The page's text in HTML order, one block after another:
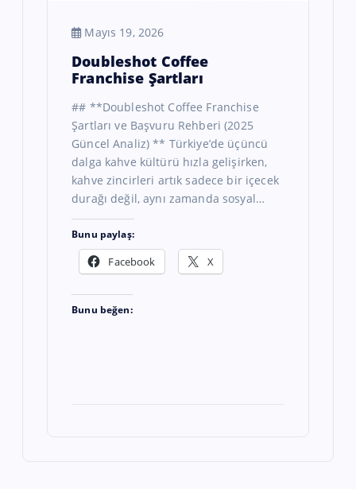
Mayıs 19, 2026
Doubleshot Coffee
Franchise Şartları
## **Doubleshot Coffee Franchise
Şartları ve Başvuru Rehberi (2025
Güncel Analiz) ** Türkiye’de üçüncü
dalga kahve kültürü hızla gelişirken,
kahve zincirleri artık sadece bir içecek
durağı değil, aynı zamanda sosyal…
Bunu paylaş:
Facebook X
Bunu beğen: